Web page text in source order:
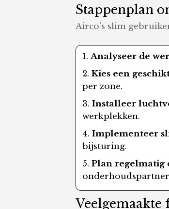
Stappenplan
Airco’s slim
Analyseer de
Kies een
per zone.
Installeer
werkplekken.
Implementeer
bijsturing.
Plan regelmatig